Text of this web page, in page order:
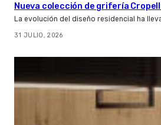
Nueva colección de grifería
La evolución del diseño residencial ha
31 JULIO, 2026